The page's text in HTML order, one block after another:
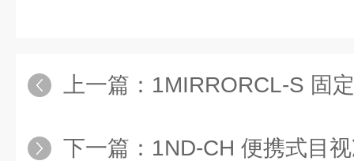
上一篇： 1MIRRORCL-S 固
下一篇： 1ND-CH 便携式目